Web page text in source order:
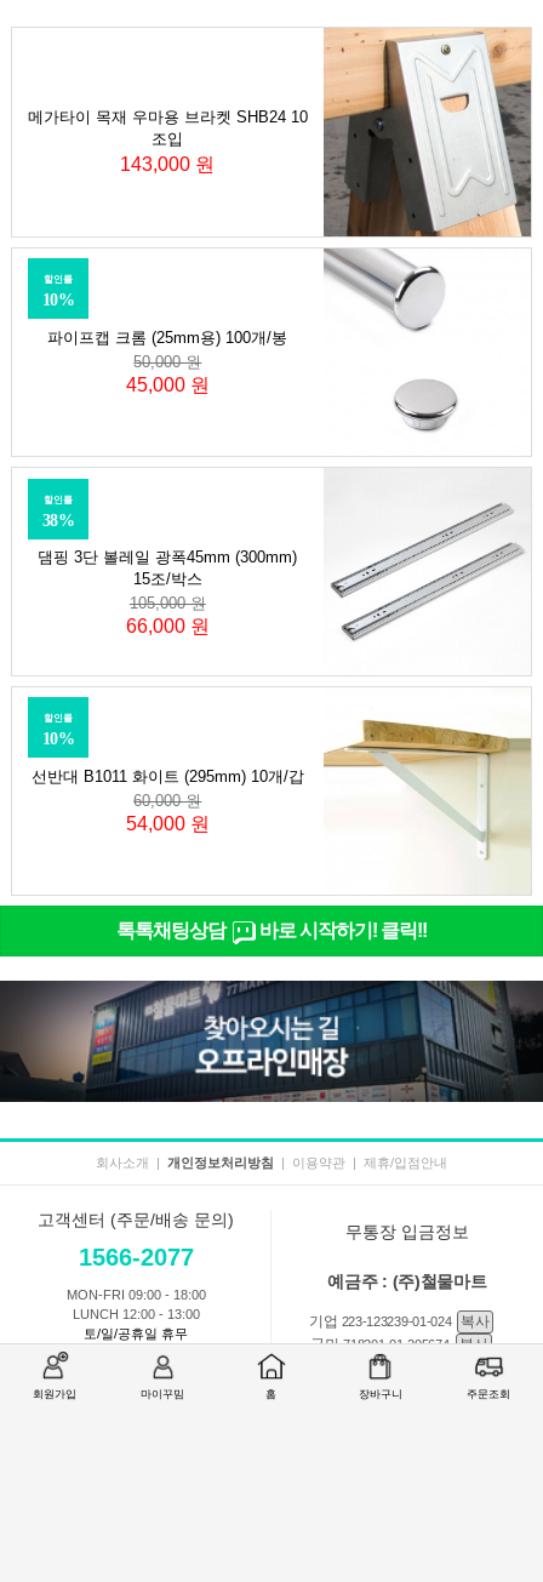
회원가입 마이꾸밈 홈 장바구니 주문조회
메가타이 목재 우마용 브라켓 SHB24 10
조입
143,000 원
파이프캡 크롬 (25mm용) 100개/봉
할인률
10%
50,000 원
45,000 원
댐핑 3단 볼레일 광폭45mm (300mm)
15조/박스
할인률
38%
105,000 원
66,000 원
선반대 B1011 화이트 (295mm) 10개/갑
할인률
10%
60,000 원
54,000 원
톡톡채팅상담 바로 시작하기! 클릭!!
회사소개 | 개인정보처리방침 | 이용약관 | 제휴/입점안내
고객센터 (주문/배송 문의)
1566-2077
MON-FRI 09:00 - 18:00
LUNCH 12:00 - 13:00
토/일/공휴일 휴무
무통장 입금정보
예금주 : (주)철물마트
기업 223-123239-01-024
복사
국민718201-01-205674
복사
301-0168-3882-11 복사